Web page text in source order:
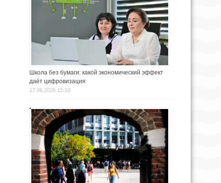
Школа без бумаги: какой экономический эффект
даёт цифровизация
17.06.2026 15:10